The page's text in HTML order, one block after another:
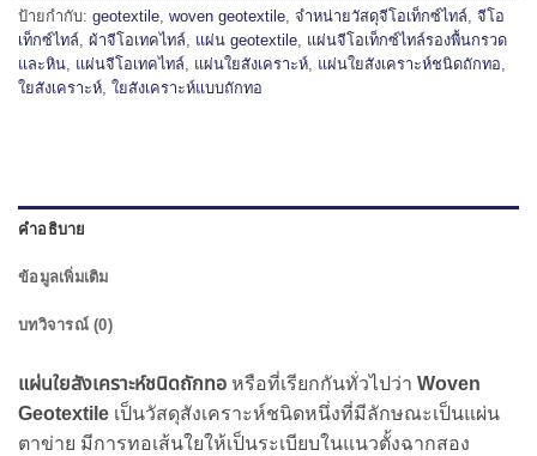
ป้ายกำกับ: geotextile, woven geotextile, จำหน่ายวัสดุจีโอเท็กซ์ไทล์, จีโอ
เท็กซ์ไทล์, ผ้าจีโอเทคไทล์, แผ่น geotextile, แผ่นจีโอเท็กซ์ไทล์รองพื้นกรวด
และหิน, แผ่นจีโอเทคไทล์, แผ่นใยสังเคราะห์, แผ่นใยสังเคราะห์ชนิดถักทอ,
ใยสังเคราะห์, ใยสังเคราะห์แบบถักทอ
คำอธิบาย
ข้อมูลเพิ่มเติม
บทวิจารณ์ (0)
แผ่นใยสังเคราะห์ชนิดถักทอ หรือที่เรียกกันทั่วไปว่า Woven
Geotextile เป็นวัสดุสังเคราะห์ชนิดหนึ่งที่มีลักษณะเป็นแผ่น
ตาข่าย มีการทอเส้นใยให้เป็นระเบียบในแนวตั้งฉากสอง